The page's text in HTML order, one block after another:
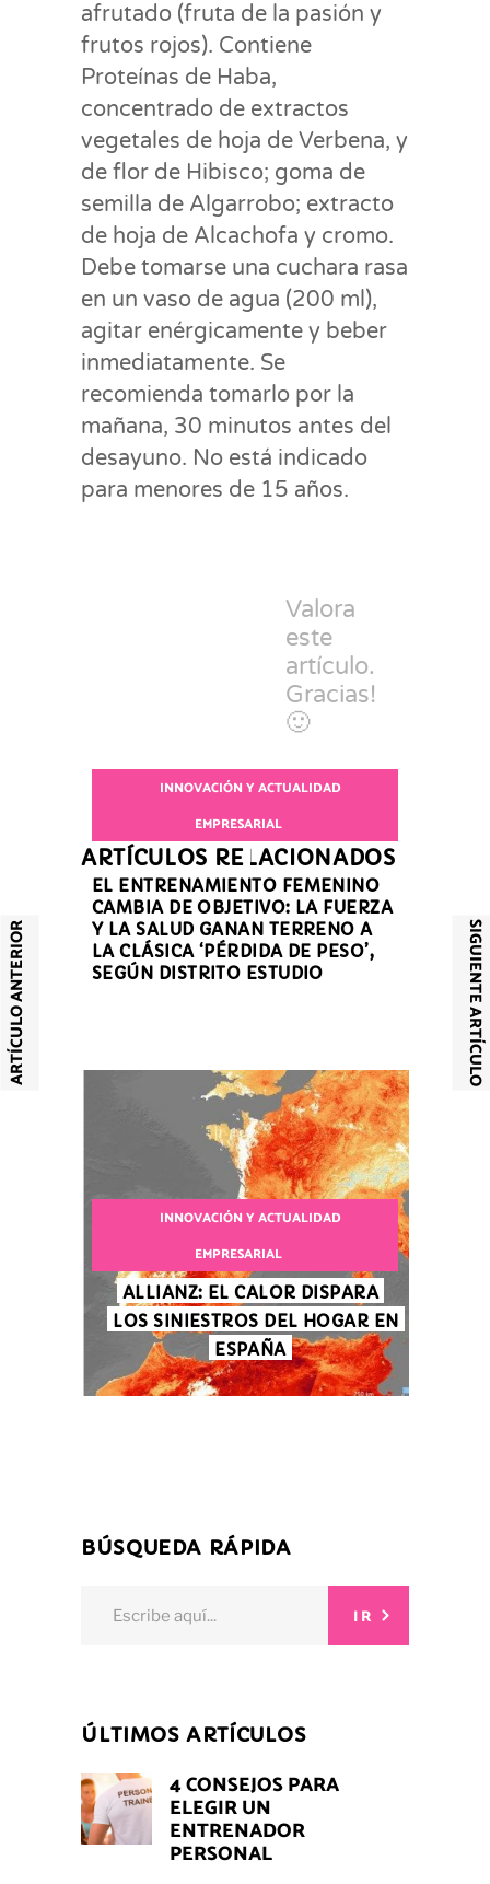
afrutado (fruta de la pasión y
frutos rojos). Contiene
Proteínas de Haba,
concentrado de extractos
vegetales de hoja de Verbena, y
de flor de Hibisco; goma de
semilla de Algarrobo; extracto
de hoja de Alcachofa y cromo.
Debe tomarse una cuchara rasa
en un vaso de agua (200 ml),
agitar enérgicamente y beber
inmediatamente. Se
recomienda tomarlo por la
mañana, 30 minutos antes del
desayuno. No está indicado
para menores de 15 años.
Valora
este
artículo.
Gracias!
🙂
ARTÍCULO ANTERIOR SIGUIENTE ARTÍCULO
ARTÍCULOS RELACIONADOS
INNOVACIÓN Y ACTUALIDAD
EMPRESARIAL
EL ENTRENAMIENTO FEMENINO
CAMBIA DE OBJETIVO: LA FUERZA
Y LA SALUD GANAN TERRENO A
LA CLÁSICA ‘PÉRDIDA DE PESO’,
SEGÚN DISTRITO ESTUDIO
INNOVACIÓN Y ACTUALIDAD
EMPRESARIAL
ALLIANZ: EL CALOR DISPARA
LOS SINIESTROS DEL HOGAR EN
ESPAÑA
BÚSQUEDA RÁPIDA
IR
ÚLTIMOS ARTÍCULOS
4 CONSEJOS PARA
ELEGIR UN
ENTRENADOR
PERSONAL